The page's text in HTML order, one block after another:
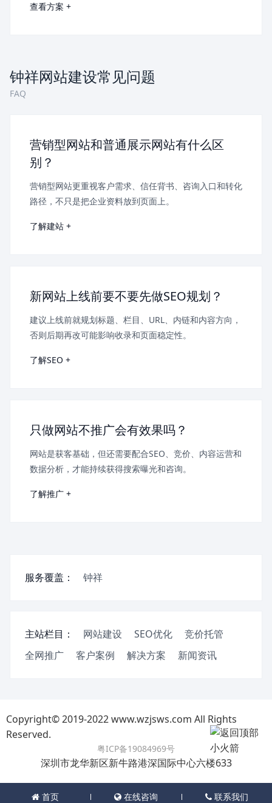
查看方案 +
钟祥网站建设常见问题
FAQ
营销型网站和普通展示网站有什么区
别？
营销型网站更重视客户需求、信任背书、咨询入口和转化
路径，不只是把企业资料放到页面上。
了解建站 +
新网站上线前要不要先做SEO规划？
建议上线前就规划标题、栏目、URL、内链和内容方向，
否则后期再改可能影响收录和页面稳定性。
了解SEO +
只做网站不推广会有效果吗？
网站是获客基础，但还需要配合SEO、竞价、内容运营和
数据分析，才能持续获得搜索曝光和咨询。
了解推广 +
服务覆盖： 钟祥
主站栏目： 网站建设 SEO优化
竞价托管
全网推广
客户案例 解决方案 新闻资讯
首页 在线咨询 联系我们
Copyright© 2019-2022 www.wzjsws.com All Rights
Reserved.
粤ICP备19084969号
深圳市龙华新区新牛路港深国际中心六楼633